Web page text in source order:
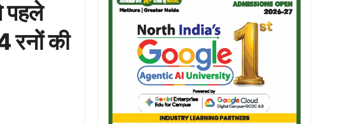
पहले
रनों की